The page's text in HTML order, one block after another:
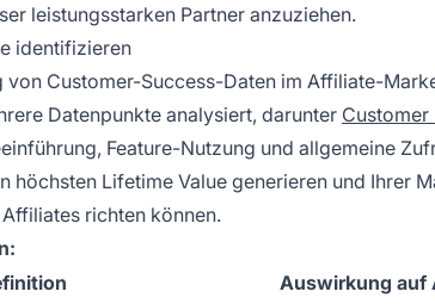
leistungsstarken Partner anzuziehen.
identifizieren
Customer-Success-Daten im Affiliate-
Datenpunkte analysiert, darunter Customer
Feature-Nutzung und allgemeine
höchsten Lifetime Value generieren und Ihrer
richten können.
Auswirkung auf